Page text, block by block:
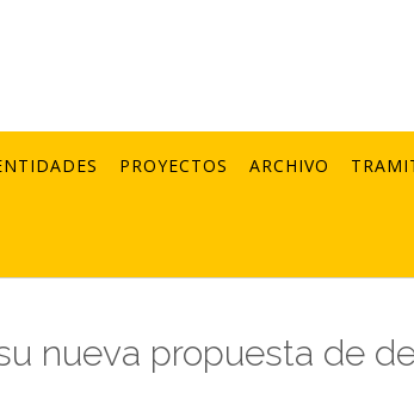
PROYECTOS ARCHIVO
nueva propuesta de